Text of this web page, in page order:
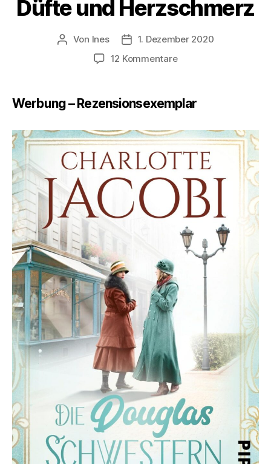
Düfte und Herzschmerz
Beitragsautor
Von Ines Veröffentlichungsdatum
1. Dezember 2020
12 Kommentarezu
Düfte
und
Werbung – Rezensionsexemplar